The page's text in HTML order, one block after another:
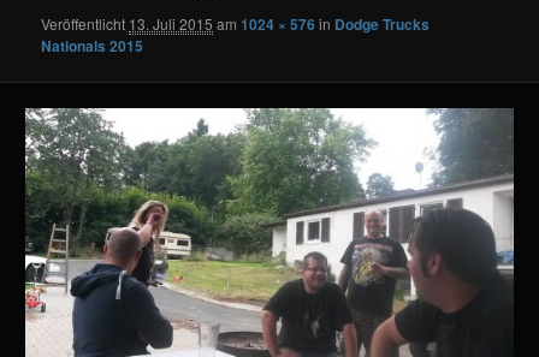
Veröffentlicht 13. Juli 2015 am1024 × 576 in Dodge Trucks
Nationals 2015